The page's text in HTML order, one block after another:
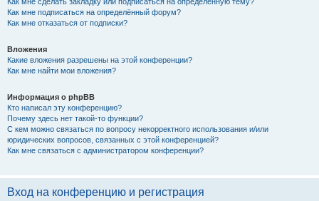
Как мне подписаться на определённый форум?
Как мне отказаться от подписки?
Вложения
Какие вложения разрешены на этой конференции?
Как мне найти мои вложения?
Информация о phpBB
Кто написал эту конференцию?
Почему здесь нет такой-то функции?
С кем можно связаться по вопросу некорректного использования и/или
юридических вопросов, связанных с этой конференцией?
Как мне связаться с администратором конференции?
Вход на конференцию и регистрация